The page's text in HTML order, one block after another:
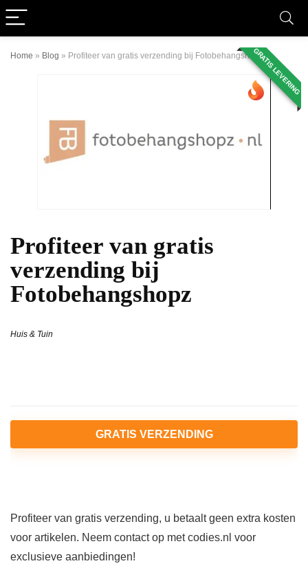
Home » Blog » Profiteer van gratis verzending bij FotobehangshopzGRATIS LEVERING
Profiteer van gratis
verzending bij
Fotobehangshopz
Huis & Tuin
GRATIS VERZENDING
Profiteer van gratis verzending, u betaalt geen extra kosten
voor artikelen. Neem contact op met codies.nl voor
exclusieve aanbiedingen!